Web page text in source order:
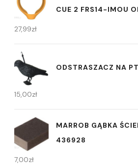
CUE 2 FRS14-IMOU
27,99zł
ODSTRASZACZ NA
15,00zł
MARROB GĄBKA
436928
7,00zł